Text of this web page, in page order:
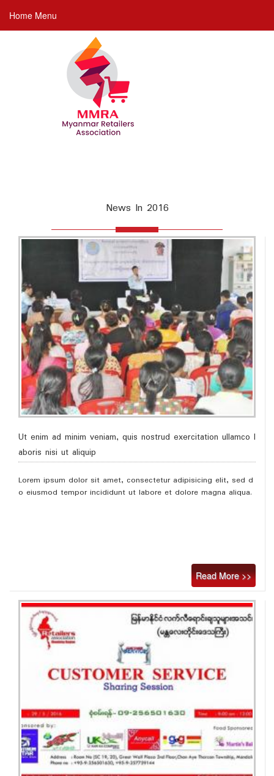
main
Home Menu
News In 2016
Ut enim ad minim veniam, quis nostrud exercitation ullamco l
aboris nisi ut aliquip
Lorem ipsum dolor sit amet, consectetur adipisicing elit, sed d
o eiusmod tempor incididunt ut labore et dolore magna aliqua.
Read More >>